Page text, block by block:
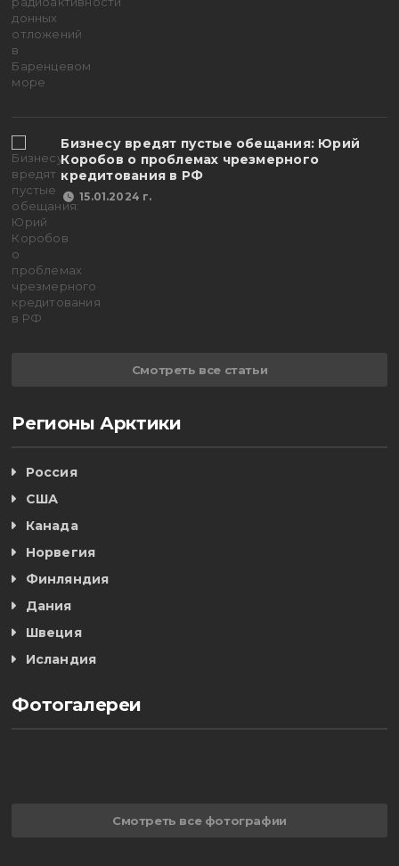
Бизнесу вредят пустые обещания: Юрий
Коробов о проблемах чрезмерного
кредитования в РФ
15.01.2024 г.
Смотреть все статьи
Регионы Арктики
Россия
США
Канада
Норвегия
Финляндия
Дания
Швеция
Исландия
Фотогалереи
Смотреть все фотографии